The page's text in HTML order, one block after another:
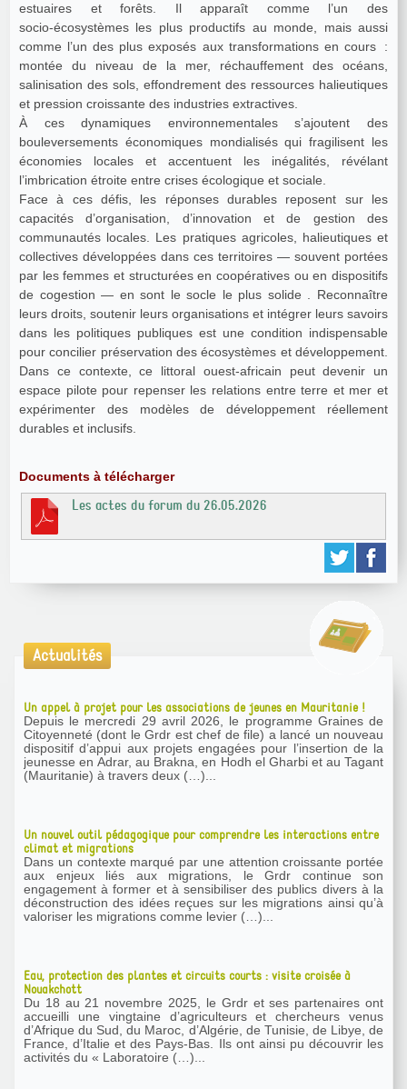
estuaires et forêts. Il apparaît comme l’un des
socio‑écosystèmes les plus productifs au monde, mais aussi
comme l’un des plus exposés aux transformations en cours :
montée du niveau de la mer, réchauffement des océans,
salinisation des sols, effondrement des ressources halieutiques
et pression croissante des industries extractives.
À ces dynamiques environnementales s’ajoutent des
bouleversements économiques mondialisés qui fragilisent les
économies locales et accentuent les inégalités, révélant
l’imbrication étroite entre crises écologique et sociale.
Face à ces défis, les réponses durables reposent sur les
capacités d’organisation, d’innovation et de gestion des
communautés locales. Les pratiques agricoles, halieutiques et
collectives développées dans ces territoires — souvent portées
par les femmes et structurées en coopératives ou en dispositifs
de cogestion — en sont le socle le plus solide . Reconnaître
leurs droits, soutenir leurs organisations et intégrer leurs savoirs
dans les politiques publiques est une condition indispensable
pour concilier préservation des écosystèmes et développement.
Dans ce contexte, ce littoral ouest-africain peut devenir un
espace pilote pour repenser les relations entre terre et mer et
expérimenter des modèles de développement réellement
durables et inclusifs.
Documents à télécharger
Les actes du forum du 26.05.2026
Actualités
Un appel à projet pour les associations de jeunes en Mauritanie !
Depuis le mercredi 29 avril 2026, le programme Graines de
Citoyenneté (dont le Grdr est chef de file) a lancé un nouveau
dispositif d’appui aux projets engagées pour l’insertion de la
jeunesse en Adrar, au Brakna, en Hodh el Gharbi et au Tagant
(Mauritanie) à travers deux (…)...
Un nouvel outil pédagogique pour comprendre les interactions entre
climat et migrations
Dans un contexte marqué par une attention croissante portée
aux enjeux liés aux migrations, le Grdr continue son
engagement à former et à sensibiliser des publics divers à la
déconstruction des idées reçues sur les migrations ainsi qu’à
valoriser les migrations comme levier (…)...
Eau, protection des plantes et circuits courts : visite croisée à
Nouakchott
Du 18 au 21 novembre 2025, le Grdr et ses partenaires ont
accueilli une vingtaine d’agriculteurs et chercheurs venus
d’Afrique du Sud, du Maroc, d’Algérie, de Tunisie, de Libye, de
France, d’Italie et des Pays-Bas. Ils ont ainsi pu découvrir les
activités du « Laboratoire (…)...